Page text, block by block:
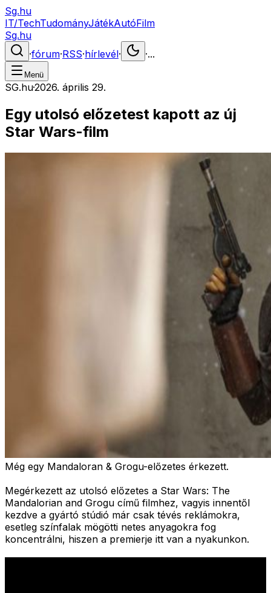
Sg.hu
IT/TechTudományJátékAutóFilm
Sg.hu
·fórum·RSS·hírlevél· ·...
Menü
SG.hu·2026. április 29.
Egy utolsó előzetest kapott az új
Star Wars-film
Még egy Mandaloran & Grogu-előzetes érkezett.
Megérkezett az utolsó előzetes a Star Wars: The
Mandalorian and Grogu című filmhez, vagyis innentől
kezdve a gyártó stúdió már csak tévés reklámokra,
esetleg színfalak mögötti netes anyagokra fog
koncentrálni, hiszen a premierje itt van a nyakunkon.